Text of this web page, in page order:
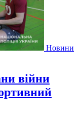
Новини
війни